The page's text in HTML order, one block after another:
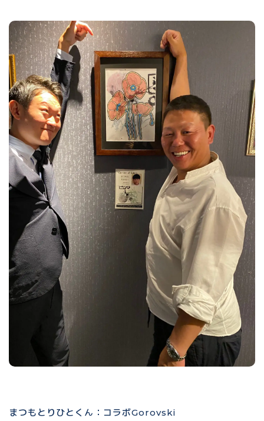
まつもとりひとくん：コラボGorovski